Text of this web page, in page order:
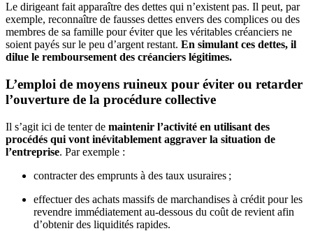
Le dirigeant fait apparaître des dettes qui n’existent pas. Il peut, par
exemple, reconnaître de fausses dettes envers des complices ou des
membres de sa famille pour éviter que les véritables créanciers ne
soient payés sur le peu d’argent restant. En simulant ces dettes, il
dilue le remboursement des créanciers légitimes.
L’emploi de moyens ruineux pour éviter ou retarder
l’ouverture de la procédure collective
Il s’agit ici de tenter de maintenir l’activité en utilisant des
procédés qui vont inévitablement aggraver la situation de
l’entreprise. Par exemple :
contracter des emprunts à des taux usuraires ;
effectuer des achats massifs de marchandises à crédit pour les
revendre immédiatement au-dessous du coût de revient afin
d’obtenir des liquidités rapides.